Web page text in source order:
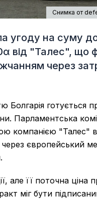
Снимка от
угоду на суму
від "Талес", що
через
Болгарія готується
Парламентська
компанією "Талес"
європейський
але її поточна
міг бути